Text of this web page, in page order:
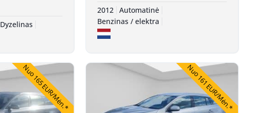
Dyzelinas
2012
Automatinė
Benzinas / elektra
Nuo 165 EUR/Mėn.* Nuo 161 EUR/Mėn.*